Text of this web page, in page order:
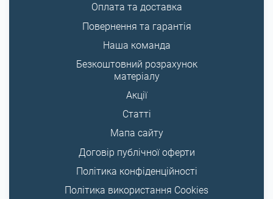
Оплата та доставка
Повернення та гарантія
Наша команда
Безкоштовний розрахунок
матеріалу
Акції
Статті
Мапа сайту
Договір публічної оферти
Політика конфіденційності
Політика використання Cookies